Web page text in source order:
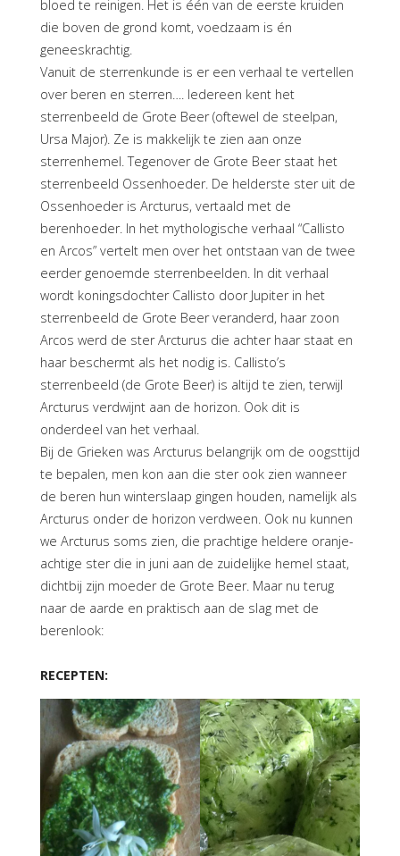
bloed te reinigen. Het is één van de eerste kruiden
die boven de grond komt, voedzaam is én
geneeskrachtig.
Vanuit de sterrenkunde is er een verhaal te vertellen
over beren en sterren…. Iedereen kent het
sterrenbeeld de Grote Beer (oftewel de steelpan,
Ursa Major). Ze is makkelijk te zien aan onze
sterrenhemel. Tegenover de Grote Beer staat het
sterrenbeeld Ossenhoeder. De helderste ster uit de
Ossenhoeder is Arcturus, vertaald met de
berenhoeder. In het mythologische verhaal “Callisto
en Arcos” vertelt men over het ontstaan van de twee
eerder genoemde sterrenbeelden. In dit verhaal
wordt koningsdochter Callisto door Jupiter in het
sterrenbeeld de Grote Beer veranderd, haar zoon
Arcos werd de ster Arcturus die achter haar staat en
haar beschermt als het nodig is. Callisto’s
sterrenbeeld (de Grote Beer) is altijd te zien, terwijl
Arcturus verdwijnt aan de horizon. Ook dit is
onderdeel van het verhaal.
Bij de Grieken was Arcturus belangrijk om de oogsttijd
te bepalen, men kon aan die ster ook zien wanneer
de beren hun winterslaap gingen houden, namelijk als
Arcturus onder de horizon verdween. Ook nu kunnen
we Arcturus soms zien, die prachtige heldere oranje-
achtige ster die in juni aan de zuidelijke hemel staat,
dichtbij zijn moeder de Grote Beer. Maar nu terug
naar de aarde en praktisch aan de slag met de
berenlook:
RECEPTEN: